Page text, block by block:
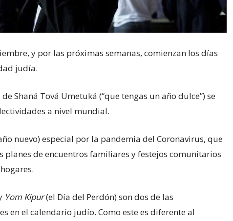
y por las próximas semanas, comienzan los días
judía.
Shaná Tová Umetuká (“que tengas un año dulce”) se
a nivel mundial.
nuevo) especial por la pandemia del Coronavirus, que
planes de encuentros familiares y festejos comunitarios
Yom Kipur(el Día del Perdón) son dos de las
en el calendario judío. Como este es diferente al